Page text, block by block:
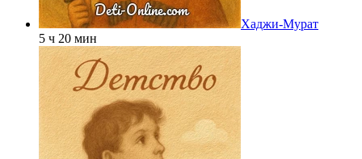
Хаджи-Мурат
5 ч 20 мин